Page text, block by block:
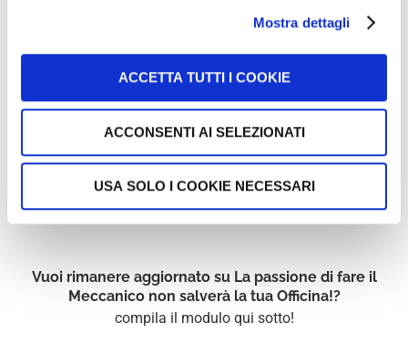
Mostra dettagli
ACCETTA TUTTI I COOKIE
ACCONSENTI AI SELEZIONATI
USA SOLO I COOKIE NECESSARI
Vuoi rimanere aggiornato su La passione di fare il
Meccanico non salverà la tua Officina!?
compila il modulo qui sotto!